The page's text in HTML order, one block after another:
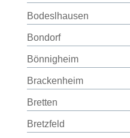
Bodeslhausen
Bondorf
Bönnigheim
Brackenheim
Bretten
Bretzfeld